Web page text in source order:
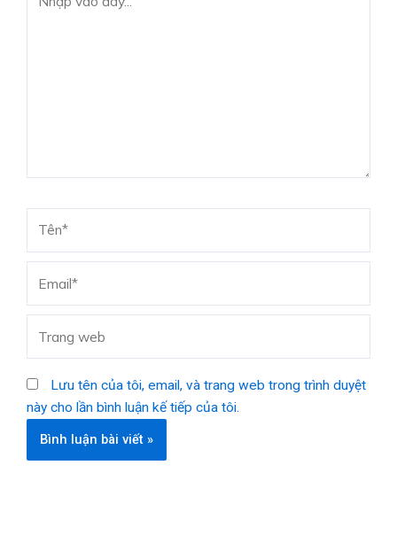
vào
web
Lưu tên của tôi, email, và trang web trong trình duyệt
này cho lần bình luận kế tiếp của tôi.